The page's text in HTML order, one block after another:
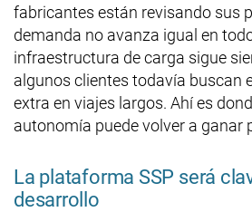
fabricantes están revisando sus
demanda no avanza igual en
infraestructura de carga sigue
algunos clientes todavía buscan
extra en viajes largos. Ahí es
autonomía puede volver a ganar
La plataforma SSP será
desarrollo